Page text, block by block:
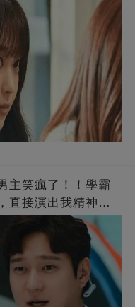
主笑瘋了！！學霸
直接演出我精神世